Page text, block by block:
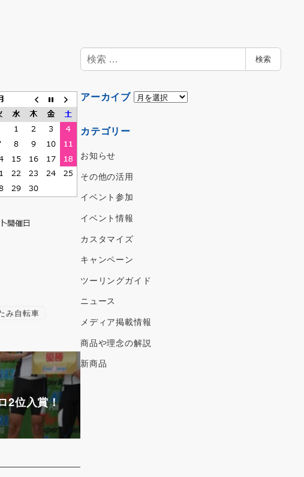
み自転車
2位入賞！
検
索
検索
アーカイブ ア
カテゴリー
お知らせ
その他の活用
イベント参加
イベント情報
カスタマイズ
キャンペーン
ツーリングガイド
ニュース
メディア掲載情報
商品や理念の解説
新商品